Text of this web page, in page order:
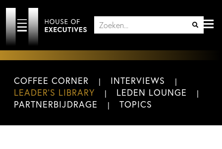
COFFEE CORNER
INTERVIEWS
LEADER'S LIBRARY
LEDEN LOUNGE
PARTNERBIJDRAGE
TOPICS